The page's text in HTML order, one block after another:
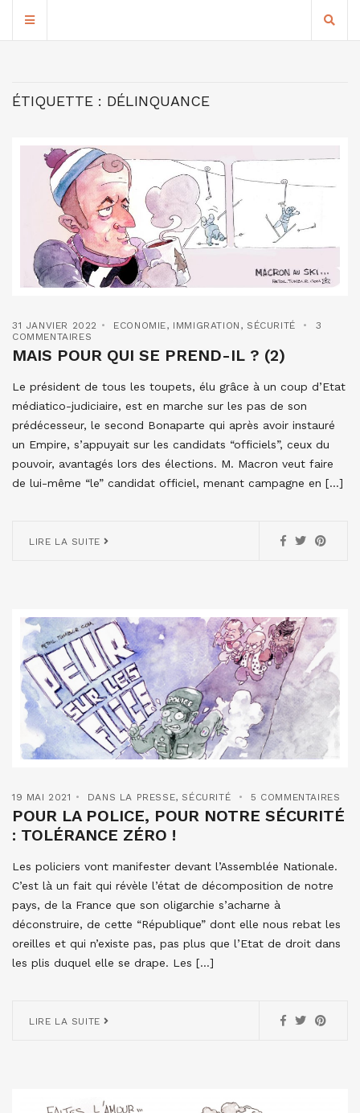
ÉTIQUETTE : DÉLINQUANCE
31 JANVIER 2022 ECONOMIE, IMMIGRATION , SÉCURITÉ
3
COMMENTAIRES
MAIS POUR QUI SE PREND-IL ? (2)
Le président de tous les toupets, élu grâce à un coup d’Etat
médiatico-judiciaire, est en marche sur les pas de son
prédécesseur, le second Bonaparte qui après avoir instauré
un Empire, s’appuyait sur les candidats “officiels”, ceux du
pouvoir, avantagés lors des élections. M. Macron veut faire
de lui-même “le” candidat officiel, menant campagne en […]
LIRE LA SUITE
19 MAI 2021 DANS LA PRESSE, SÉCURITÉ 5 COMMENTAIRES
POUR LA POLICE, POUR NOTRE SÉCURITÉ
: TOLÉRANCE ZÉRO !
Les policiers vont manifester devant l’Assemblée Nationale.
C’est là un fait qui révèle l’état de décomposition de notre
pays, de la France que son oligarchie s’acharne à
déconstruire, de cette “République” dont elle nous rebat les
oreilles et qui n’existe pas, pas plus que l’Etat de droit dans
les plis duquel elle se drape. Les […]
LIRE LA SUITE